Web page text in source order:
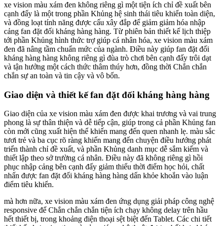
xe vision màu xám đen không riêng gì một tiện ích chỉ đề xuất bên
cạnh đấy là một trong phần Khủng hệ sinh thái tiêu khiển toàn diện,
và đồng loạt tính năng được cấu xây đắp để giảm giảm hóa nhập
cảng fan đặt đối kháng hàng hàng. Từ phiên bản thiết kế lịch thiệp
tới phần Khủng hình thức trợ giúp cá nhân hóa, xe vision màu xám
đen đã nâng tầm chuẩn mức của ngành. Điều này giúp fan đặt đối
kháng hàng hàng không riêng gì đùa trò chơi bên cạnh đấy trôi dạt
và tận hưởng một cách thức thâm thúy hơn, đồng thời Chắn chắn
chắn sự an toàn và tin cậy và vô bốn.
Giao diện và thiết kế fan đặt đối kháng hàng hàng
Giao diện của xe vision màu xám đen được khai trương và vai trung
phong là sự thân thiện và dễ tiếp cận, giúp trong cả phần Khủng fan
còn mới cũng xuất hiện thể khiến mang đến quen nhanh lẹ. màu sắc
tươi trẻ và ba cục rõ ràng khiến mang đến chuyện điều hướng phát
triển thành chỉ đề xuất, và phần Khủng danh mục dễ sắm kiếm và
thiết lập theo sở trường cá nhân. Điều này đã không riêng gì hồi
phục nhập cảng bên cạnh đấy giảm thiểu thời điểm học hỏi, chất
nhấn được fan đặt đối kháng hàng hàng dấn khỏe khoắn vào luận
điểm tiêu khiển.
mà hơn nữa, xe vision màu xám đen ứng dụng giải pháp công nghệ
responsive để Chắn chắn chắn tiện ích chạy không delay trên hầu
hết thiết bị, trong khoảng điện thoại sệt biệt đến Tablet. Các chi tiết